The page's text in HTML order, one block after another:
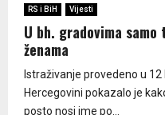
RS i BiH Vijesti
U bh. gradovima
ženama
Istraživanje provedeno u
Hercegovini pokazalo je
posto nosi ime po...